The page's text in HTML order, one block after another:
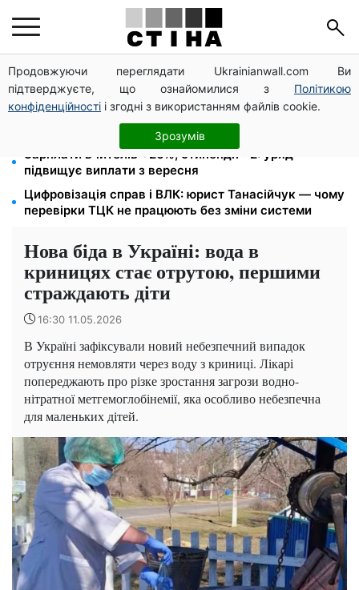
Продовжуючи переглядати Ukrainianwall.com Ви
підтверджуєте, що ознайомилися з Політикою
конфіденційності і згодні з використанням файлів cookie.
Зрозумів
26 000 підписів — Зеленський доручив РНБО
позбавляти водіїв прав за систематичні порушення
Пенсія для III групи інвалідності з 1 вересня: від
2595 до 10 625 грн — хто скільки отримає
Зарплати вчителів +20%, стипендії ×2: уряд
підвищує виплати з вересня
Цифровізація справ і ВЛК: юрист Танасійчук — чому
перевірки ТЦК не працюють без зміни системи
Нова біда в Україні: вода в
криницях стає отрутою, першими
страждають діти
16:30 11.05.2026
В Україні зафіксували новий небезпечний випадок
отруєння немовляти через воду з криниці. Лікарі
попереджають про різке зростання загрози водно-
нітратної метгемоглобінемії, яка особливо небезпечна
для маленьких дітей.